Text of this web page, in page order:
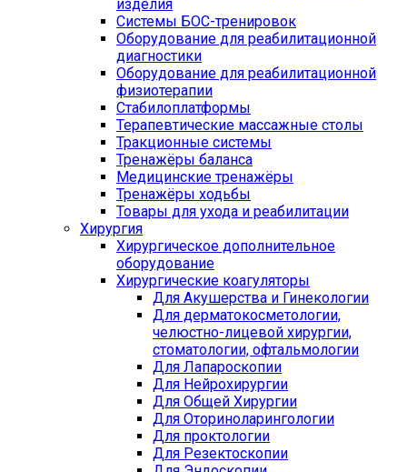
изделия
Системы БОС-тренировок
Оборудование для реабилитационной
диагностики
Оборудование для реабилитационной
физиотерапии
Стабилоплатформы
Терапевтические массажные столы
Тракционные системы
Тренажёры баланса
Медицинские тренажёры
Тренажёры ходьбы
Товары для ухода и реабилитации
Хирургия
Хирургическое дополнительное
оборудование
Хирургические коагуляторы
Для Акушерства и Гинекологии
Для дерматокосметологии,
челюстно-лицевой хирургии,
стоматологии, офтальмологии
Для Лапароскопии
Для Нейрохирургии
Для Общей Хирургии
Для Оториноларингологии
Для проктологии
Для Резектоскопии